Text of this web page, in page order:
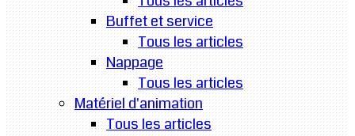
Buffet et service
Tous les articles
Nappage
Tous les articles
Matériel d'animation
Tous les articles